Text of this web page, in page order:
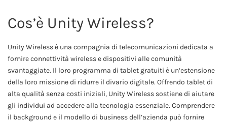
Cos’è Unity Wireless?
Unity Wireless è una compagnia di telecomunicazioni dedicata a
fornire connettività wireless e dispositivi alle comunità
svantaggiate. Il loro programma di tablet gratuiti è un’estensione
della loro missione di ridurre il divario digitale. Offrendo tablet di
alta qualità senza costi iniziali, Unity Wireless sostiene di aiutare
gli individui ad accedere alla tecnologia essenziale. Comprendere
il background e il modello di business dell’azienda può fornire